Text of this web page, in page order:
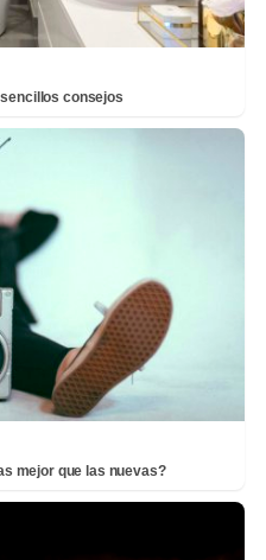
consejos
mejor que las nuevas?